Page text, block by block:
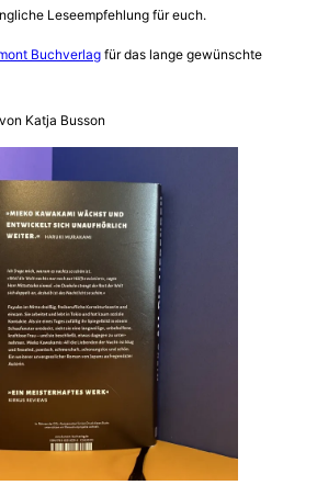
Leseempfehlung für euch.
Buchverlagfür das lange gewünschte
Katja Busson